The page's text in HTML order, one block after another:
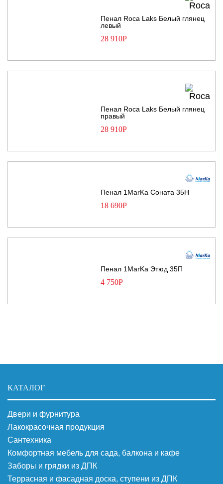
Пенал Roca Laks Белый глянец
левый
28 910Р
Пенал Roca Laks Белый глянец
правый
28 910Р
Пенал 1MarKa Соната 35Н
18 690Р
Пенал 1MarKa Этюд 35П
4 750Р
КАТАЛОГ
Двери и фурнитура
Лакокрасочная продукция
Сантехника
Комфортная мебель для сада, балкона и кафе
Заборы и грядки из ДПК
Террасная и фасадная доска, ступени из ДПК